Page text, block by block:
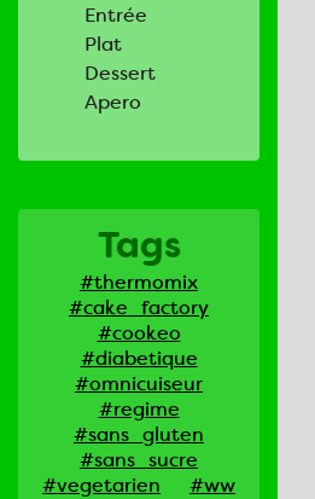
Entrée
Plat
Dessert
Apero
Tags
#thermomix
#cake_factory
#cookeo
#diabetique
#omnicuiseur
#regime
#sans_gluten
#sans_sucre
#vegetarien
#ww